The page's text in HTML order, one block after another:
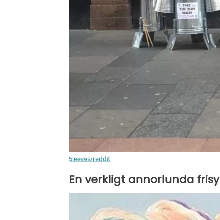
5leeves/reddit
En verkligt annorlunda